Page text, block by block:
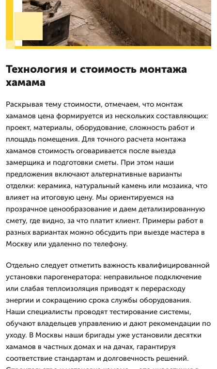
Технология и стоимость монтажа
хамама
Раскрывая тему стоимости, отмечаем, что монтаж
хамамов цена формируется из нескольких составляющих:
проект, материалы, оборудование, сложность работ и
площадь помещения. Для точного расчета монтажа
хамамов стоимость оговаривается после выезда
замерщика и подготовки сметы. При этом наши
предложения включают альтернативные варианты
отделки: керамика, натуральный камень или мозаика, что
влияет на итоговую цену. Мы ориентируемся на
прозрачное ценообразование и даем детализированную
смету, где видно, за что платит клиент. Примеры работ в
разных вариантах можно обсудить при выезде мастера в
Москву или удаленно по телефону.
Отдельно следует отметить важность квалифицированной
установки парогенератора: неправильное подключение
или слабая теплоизоляция приводят к перерасходу
энергии и сокращению срока службы оборудования.
Наши специалисты проводят тестирование системы,
обучают владельцев управлению и дают рекомендации по
уходу. В Москвы наши бригады уже установили десятки
хамамов в частных домах и на дачах, гарантируя
соответствие стандартам и долговечность решений.